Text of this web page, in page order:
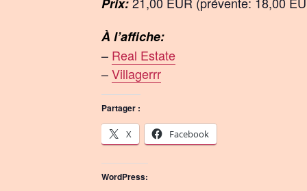
À l’affiche:
– Real Estate
–Villagerrr
Partager :
X Facebook
WordPress: